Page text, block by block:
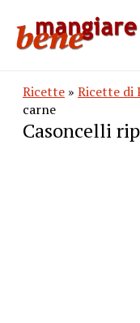
Ricette » Ricette di
carne
Casoncelli